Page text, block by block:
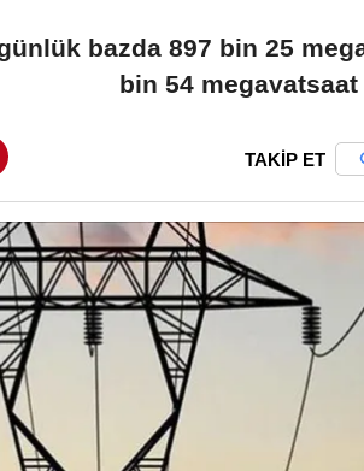
bazda 897 bin 25
bin 54
TAKİP ET